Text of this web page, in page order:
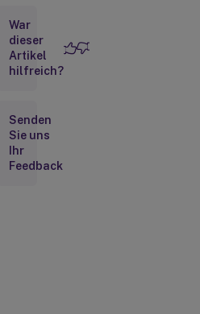
Administratoren
verarbeiten
Pfad zu
Benutzerspeicher
migrieren
Aktiv
War
dieser
Artikel
hilfreich?
Senden
Sie uns
Ihr
Feedback